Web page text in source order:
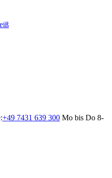
+49 7431 639 300 Mo bis Do 8-